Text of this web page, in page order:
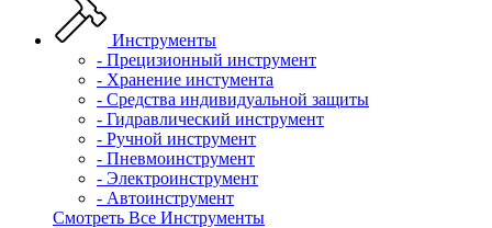
Инструменты
- Прецизионный инструмент
- Хранение инстумента
- Средства индивидуальной защиты
- Гидравлический инструмент
- Ручной инструмент
- Пневмоинструмент
- Электроинструмент
- Автоинструмент
Смотреть Все Инструменты